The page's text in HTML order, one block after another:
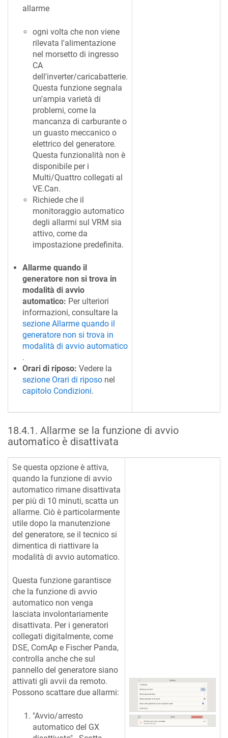
allarme
ogni volta che non viene
rilevata l'alimentazione
nel morsetto di ingresso
CA
dell'inverter/caricabatterie.
Questa funzione segnala
un'ampia varietà di
problemi, come la
mancanza di carburante o
un guasto meccanico o
elettrico del generatore.
Questa funzionalità non è
disponibile per i
Multi/Quattro collegati al
VE.Can.
Richiede che il
monitoraggio automatico
degli allarmi sul VRM sia
attivo, come da
impostazione predefinita.
Allarme quando il
generatore non si trova in
modalità di avvio
automatico: Per ulteriori
informazioni, consultare la
sezione Allarme quando il
generatore non si trova in
modalità di avvio automatico
.
Orari di riposo: Vedere la
sezione Orari di riposo nel
capitolo Condizioni.
18.4.1 . Allarme se la funzione di avvio
automatico è disattivata
Se questa opzione è attiva,
quando la funzione di avvio
automatico rimane disattivata
per più di 10 minuti, scatta un
allarme. Ciò è particolarmente
utile dopo la manutenzione
del generatore, se il tecnico si
dimentica di riattivare la
modalità di avvio automatico.
Questa funzione garantisce
che la funzione di avvio
automatico non venga
lasciata involontariamente
disattivata. Per i generatori
collegati digitalmente, come
DSE, ComAp e Fischer Panda,
controlla anche che sul
pannello del generatore siano
attivati gli avvii da remoto.
Possono scattare due allarmi:
"Avvio/arresto
automatico del GX